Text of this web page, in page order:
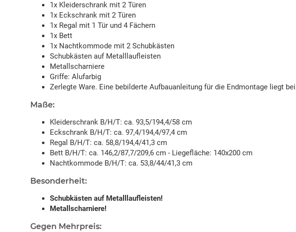
1x Kleiderschrank mit 2 Türen
1x Eckschrank mit 2 Türen
1x Regal mit 1 Tür und 4 Fächern
1x Bett
1x Nachtkommode mit 2 Schubkästen
Schubkästen auf Metalllaufleisten
Metallscharniere
Griffe: Alufarbig
Zerlegte Ware. Eine bebilderte Aufbauanleitung für die Endmontage liegt
Maße:
Kleiderschrank B/H/T: ca. 93,5/194,4/58 cm
Eckschrank B/H/T: ca. 97,4/194,4/97,4 cm
Regal B/H/T: ca. 58,8/194,4/41,3 cm
Bett B/H/T: ca. 146,2/87,7/209,6 cm - Liegefläche: 140x200 cm
Nachtkommode B/H/T: ca. 53,8/44/41,3 cm
Besonderheit:
Schubkästen auf Metalllaufleisten!
Metallscharniere!
Gegen Mehrpreis: